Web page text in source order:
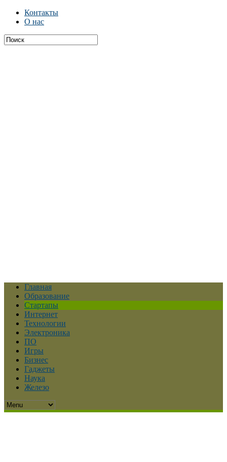
Контакты
О нас
Главная
Образование
Стартапы
Интернет
Технологии
Электроника
ПО
Игры
Бизнес
Гаджеты
Наука
Железо